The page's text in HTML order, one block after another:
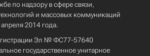
по надзору в сфере связи,
и массовых коммуникаций
2014 года.
Эл № ФС77-57640
государственное унитарное